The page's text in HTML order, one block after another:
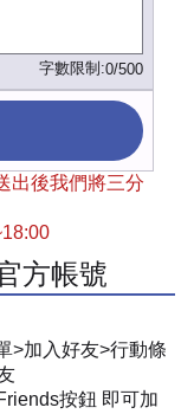
字數限制:0/500
出後我們將三分
方帳號
>加入好友>行動條
按鈕 即可加